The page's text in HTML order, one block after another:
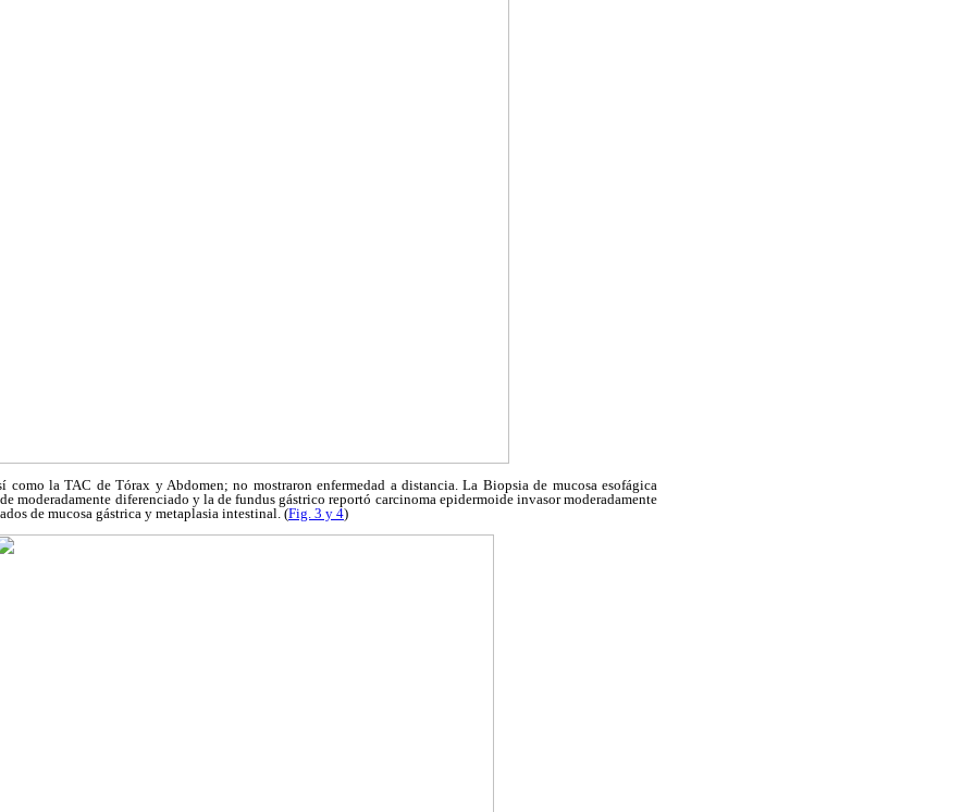
como la TAC de Tórax y Abdomen; no mostraron enfermedad a distancia. La Biopsia de mucosa esofágica
moderadamente diferenciado y la de fundus gástrico reportó carcinoma epidermoide invasor moderadamente
de mucosa gástrica y metaplasia intestinal. (Fig. 3 y 4)